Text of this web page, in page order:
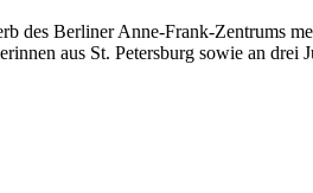
des Berliner Anne-Frank-Zentrums
aus St. Petersburg sowie an